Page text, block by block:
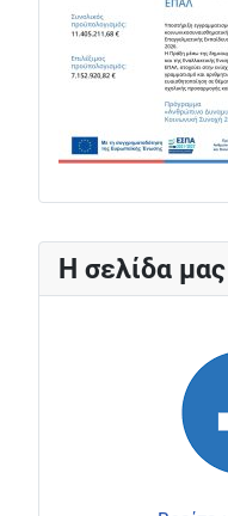
Η σελίδα